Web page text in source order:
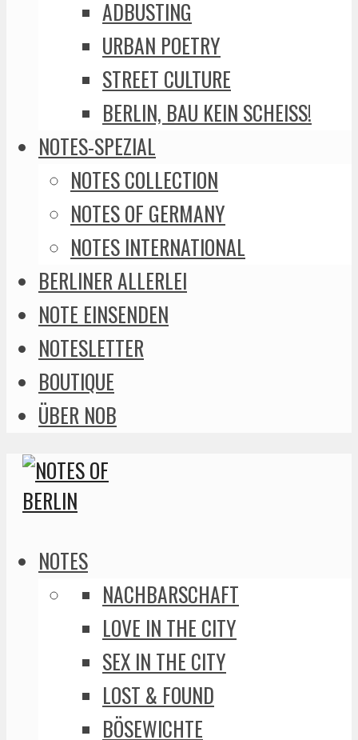
ADBUSTING
URBAN POETRY
STREET CULTURE
BERLIN, BAU KEIN SCHEISS!
NOTES-SPEZIAL
NOTES COLLECTION
NOTES OF GERMANY
NOTES INTERNATIONAL
BERLINER ALLERLEI
NOTE EINSENDEN
NOTESLETTER
BOUTIQUE
ÜBER NOB
NOTES
NACHBARSCHAFT
LOVE IN THE CITY
SEX IN THE CITY
LOST & FOUND
BÖSEWICHTE